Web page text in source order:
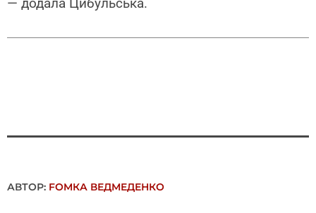
— додала Цибульська.
АВТОР: FОMКА ВЕДМЕДЕНКО